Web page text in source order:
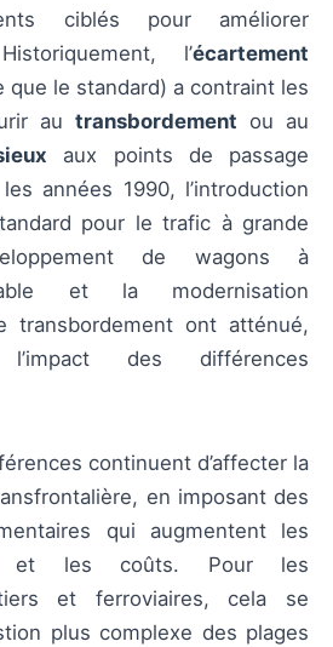
ciblés pour améliorer
l’écartement
que le standard) a contraint les
au transbordement ou au
aux points de passage
années 1990, l’introduction
pour le trafic à grande
de wagons à
et la modernisation
transbordement ont atténué,
des différences
continuent d’affecter la
en imposant des
qui augmentent les
et les coûts. Pour les
et ferroviaires, cela se
plus complexe des plages